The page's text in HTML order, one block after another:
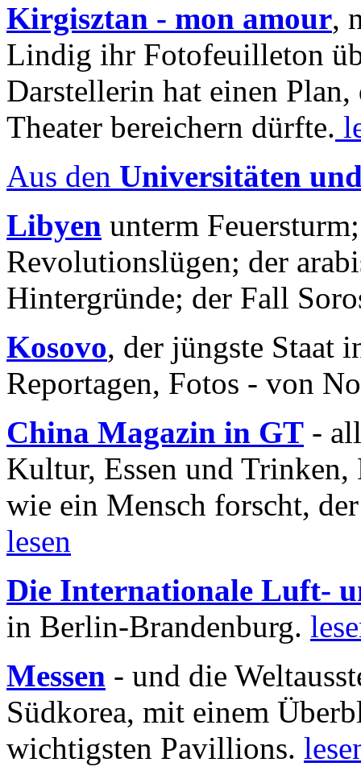
Kirgisztan - mon amour,
Lindig ihr Fotofeuilleton
Darstellerin hat einen Plan,
Theater bereichern dürfte.
Aus den Universitäten
Libyen unterm
Revolutionslügen; der
Hintergründe; der Fall
Kosovo, der jüngste Staat
Reportagen, Fotos - von
China Magazin in GT -
Kultur, Essen und
wie ein Mensch forscht,
lesen
Die Internationale Luft-
in Berlin-Brandenburg.
Messen - und die
Südkorea, mit einem
wichtigsten Pavillions.